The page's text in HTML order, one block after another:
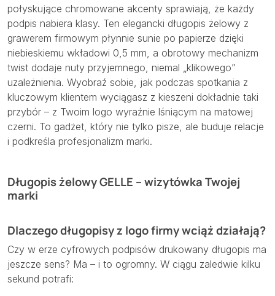
połyskujące chromowane akcenty sprawiają, że każdy
podpis nabiera klasy. Ten elegancki długopis żelowy z
grawerem firmowym płynnie sunie po papierze dzięki
niebieskiemu wkładowi 0,5 mm, a obrotowy mechanizm
twist dodaje nuty przyjemnego, niemal „klikowego”
uzależnienia. Wyobraź sobie, jak podczas spotkania z
kluczowym klientem wyciągasz z kieszeni dokładnie taki
przybór – z Twoim logo wyraźnie lśniącym na matowej
czerni. To gadżet, który nie tylko pisze, ale buduje relacje
i podkreśla profesjonalizm marki.
Długopis żelowy GELLE – wizytówka Twojej
marki
Dlaczego długopisy z logo firmy wciąż działają?
Czy w erze cyfrowych podpisów drukowany długopis ma
jeszcze sens? Ma – i to ogromny. W ciągu zaledwie kilku
sekund potrafi: